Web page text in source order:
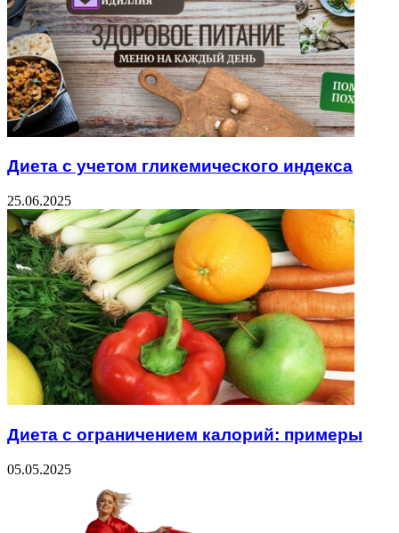
Диета с учетом гликемического индекса
25.06.2025
Диета с ограничением калорий: примеры
05.05.2025